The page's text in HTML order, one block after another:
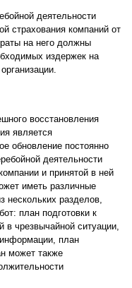
деятельности
страхования компаний от
на него должны
издержек на
восстановления
является
обновление постоянно
деятельности
и принятой в ней
иметь различные
нескольких разделов,
план подготовки к
в чрезвычайной ситуации,
план
может также